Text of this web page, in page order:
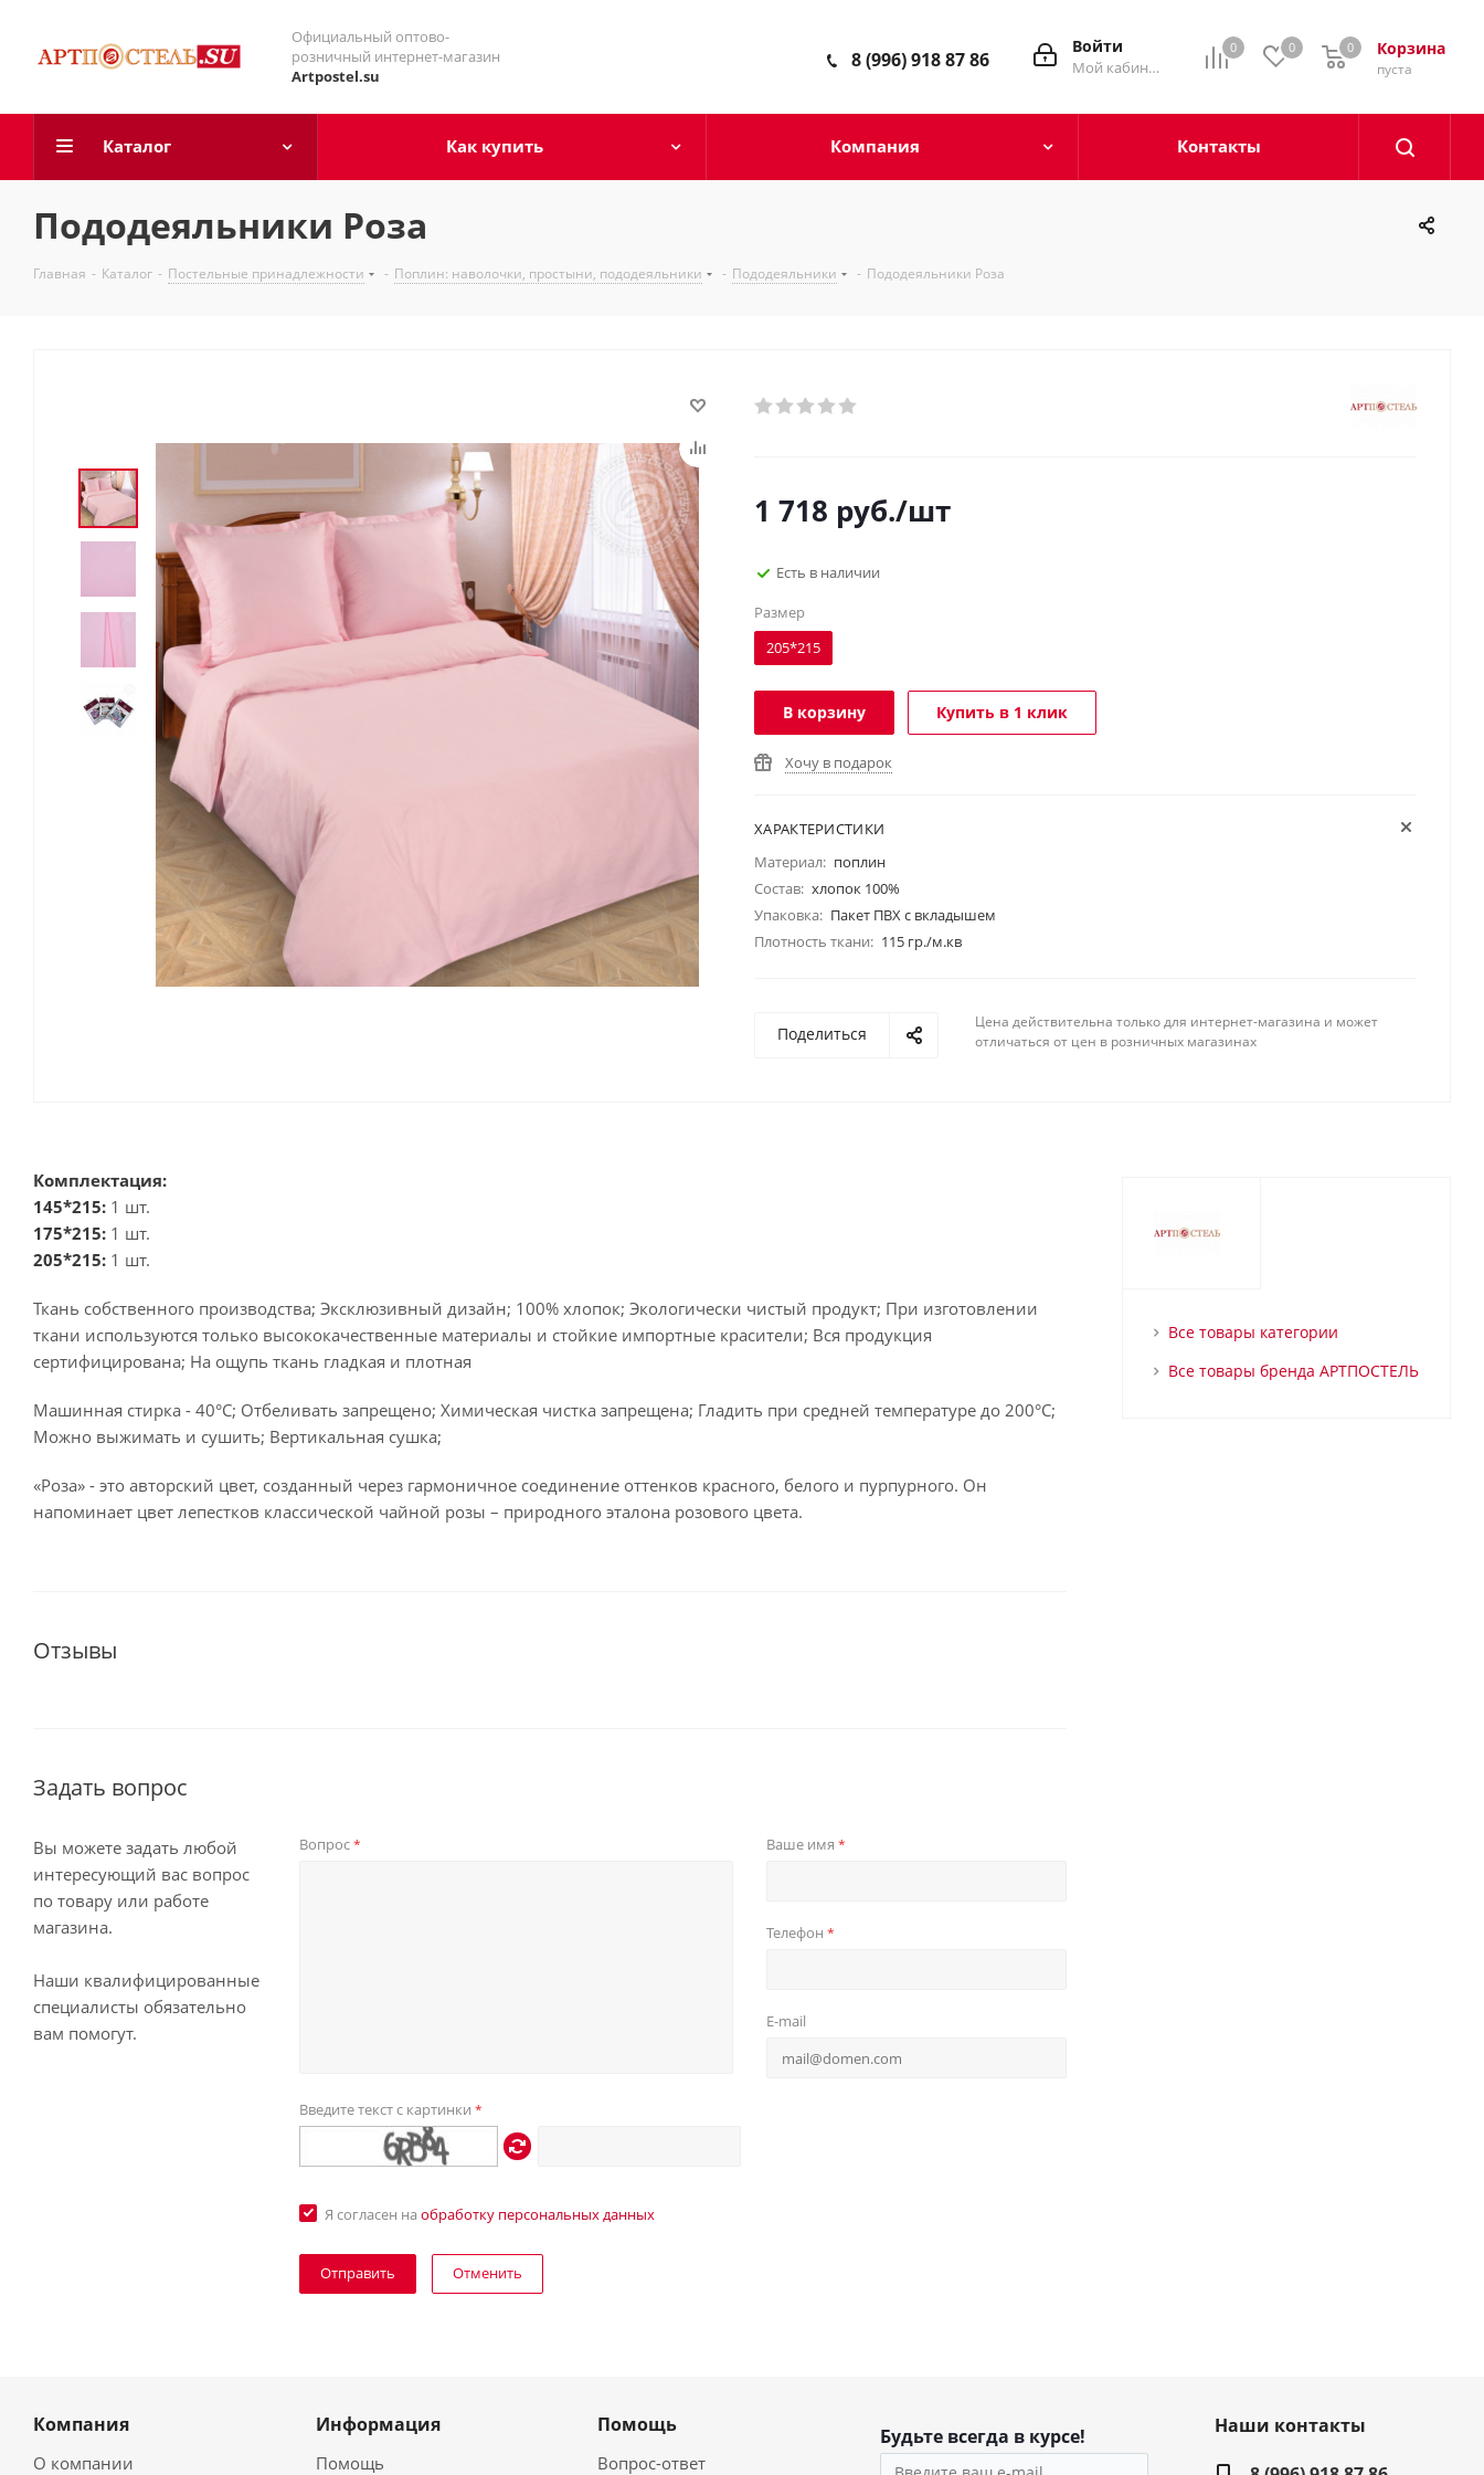
Официальный оптово-
розничный интернет-магазин
Artpostel.su
0 0 Корзина
0
пуста
0
Войти
Мой кабинет
8 (996) 918 87 86
Каталог Как купить Компания Контакты
Пододеяльники Роза
Главная - Каталог - Постельные принадлежности - Поплин: наволочки, простыни, пододеяльники - Пододеяльники - Пододеяльники Роза
1 718 руб./шт
Есть в наличии
Размер
205*215
В корзину Купить в 1 клик
Хочу в подарок
ХАРАКТЕРИСТИКИ
Материал: поплин
Состав: хлопок 100%
Упаковка: Пакет ПВХ с вкладышем
Плотность ткани: 115 гр./м.кв
Поделиться
Цена действительна только для интернет-магазина и может
отличаться от цен в розничных магазинах
Комплектация:
145*215: 1 шт.
175*215: 1 шт.
205*215: 1 шт.
Ткань собственного производства; Эксклюзивный дизайн; 100% хлопок; Экологически чистый продукт; При изготовлении
ткани используются только высококачественные материалы и стойкие импортные красители; Вся продукция
сертифицирована; На ощупь ткань гладкая и плотная
Машинная стирка - 40°C; Отбеливать запрещено; Химическая чистка запрещена; Гладить при средней температуре до 200°С;
Можно выжимать и сушить; Вертикальная сушка;
«Роза» - это авторский цвет, созданный через гармоничное соединение оттенков красного, белого и пурпурного. Он
напоминает цвет лепестков классической чайной розы – природного эталона розового цвета.
Отзывы
Задать вопрос
Вы можете задать любой
интересующий вас вопрос
по товару или работе
магазина.
Наши квалифицированные
специалисты обязательно
вам помогут.
Вопрос* Ваше имя *
Телефон *
E-mail
Введите текст с картинки*
Я согласен наобработку персональных данных
Отменить
Все товары категории
Все товары бренда АРТПОСТЕЛЬ
Компания
О компании
Информация
Помощь
Помощь
Вопрос-ответ
Будьте всегда в курсе!
Наши контакты